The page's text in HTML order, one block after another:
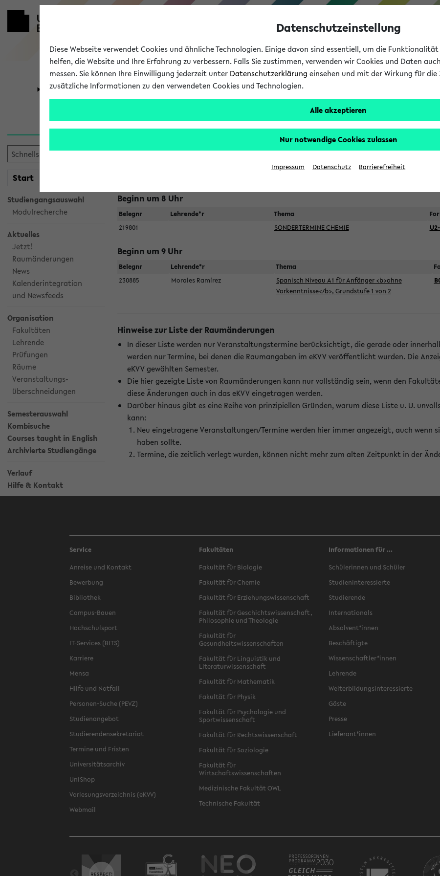
Universität Forschung Studium
Start
Studiengangsauswahl
Modulrecherche
Aktuelles
Jetzt!
Raumänderungen
News
Kalenderintegration
und Newsfeeds
Organisation
Fakultäten
Lehrende
Prüfungen
Räume
Veranstaltungs-
überschneidungen
Semesterauswahl
Kombisuche
Courses taught in English
Archivierte Studiengänge
Verlauf
Hilfe & Kontakt
Raumänderungen
Veranstaltungen, bei denen sich nach dem23.07.2026Veranstaltungsorte
Suche:
Beginn um 8 Uhr
Belegnr Lehrende*r Thema
219801
SONDERTERMINE CHEMIE
Beginn um 9 Uhr
Belegnr Lehrende*r Thema
230885
Morales Ramírez
Spanisch Niveau A1 für Anfänger <b>ohne
Vorkenntnisse</b>, Grundstufe 1 von 2
Hinweise zur Liste der Raumänderungen
In dieser Liste werden nur Veranstaltungstermine berücksichtigt, die gerade oder
werden nur Termine, bei denen die Raumangaben im eKVV veröffentlicht wurden. Die
eKVV gewählten Semester.
Die hier gezeigte Liste von Raumänderungen kann nur vollständig sein, wenn den
diese Änderungen auch in das eKVV eingetragen werden.
Darüber hinaus gibt es eine Reihe von prinzipiellen Gründen, warum diese Liste u. U.
kann:
Neu eingetragene Veranstaltungen/Termine werden hier immer angezeigt, auch wenn
haben sollte.
Termine, die zeitlich verlegt wurden, können nicht mehr zum alten Zeitpunkt in der
Service
Anreise und Kontakt
Bewerbung
Bibliothek
Campus-Bauen
Hochschulsport
IT-Services (BITS)
Karriere
Mensa
Hilfe und Notfall
Personen-Suche (PEVZ)
Studienangebot
Studierendensekretariat
Termine und Fristen
Universitätsarchiv
UniShop
Vorlesungsverzeichnis (eKVV)
Webmail
Fakultäten
Fakultät für Biologie
Fakultät für Chemie
Fakultät für Erziehungswissenschaft
Fakultät für Geschichtswissenschaft,
Philosophie und Theologie
Fakultät für
Gesundheitswissenschaften
Fakultät für Linguistik und
Literaturwissenschaft
Fakultät für Mathematik
Fakultät für Physik
Fakultät für Psychologie und
Sportwissenschaft
Fakultät für Rechtswissenschaft
Fakultät für Soziologie
Fakultät für
Wirtschaftswissenschaften
Medizinische Fakultät OWL
Technische Fakultät
Informationen für ...
Schülerinnen und Schüler
Studieninteressierte
Studierende
Internationals
Absolvent*innen
Beschäftigte
Wissenschaftler*innen
Lehrende
Weiterbildungsinteressierte
Gäste
Presse
Lieferant*innen
Datenschutzeinstellung
Diese Webseite verwendet Cookies und ähnliche Technologien. Einige davon sind essentiell, um die
helfen, die Website und Ihre Erfahrung zu verbessern. Falls Sie zustimmen, verwenden wir Cookies und Daten
messen. Sie können Ihre Einwilligung jederzeit unter Datenschutzerklärung einsehen und mit der Wirkung für
zusätzliche Informationen zu den verwendeten Cookies und Technologien.
Alle akzeptieren
Nur notwendige Cookies zulassen
Impressum Datenschutz Barrierefreiheit